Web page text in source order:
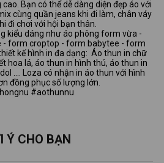
Bạn có thể dễ dàng diện đẹp áo với
cùng quần jeans khi đi làm, chân váy
đi chơi với hội bạn thân.
kiểu dáng như áo phông form vừa -
form croptop - form babytee - form
kế hình in đa dạng: Áo thun in chữ
hoa lá, áo thun in hình thú, áo thun in
…. Loza có nhận in áo thun với hình
đồng phục số lượng lớn.
#aothunnu
Ý CHO BẠN